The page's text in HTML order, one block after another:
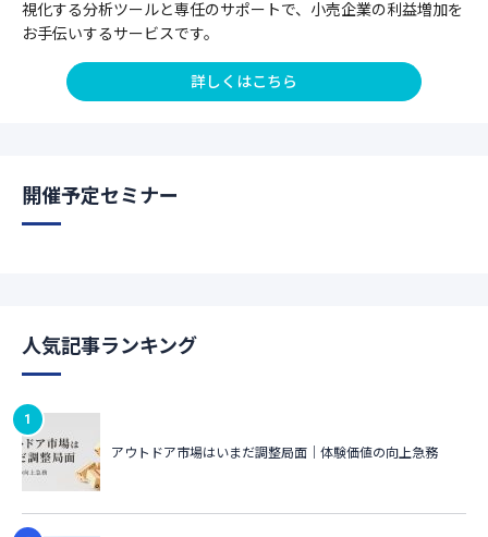
視化する分析ツールと専任のサポートで、小売企業の利益増加を
お手伝いするサービスです。
詳しくはこちら
開催予定セミナー
人気記事ランキング